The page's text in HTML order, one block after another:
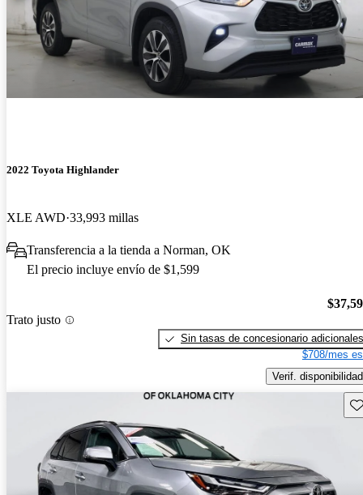
2022 Toyota Highlander
XLE AWD 33,993 millas
Transferencia a la tienda a Norman, OK
El precio incluye envío de $1,599
Trato justo
Sin tasas de concesionario adicionales
$708/mes
Verif. disponibilidad